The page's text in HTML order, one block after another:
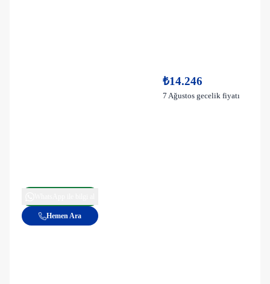
₺14.246
7 Ağustos gecelik fiyatı
Hemen Ara